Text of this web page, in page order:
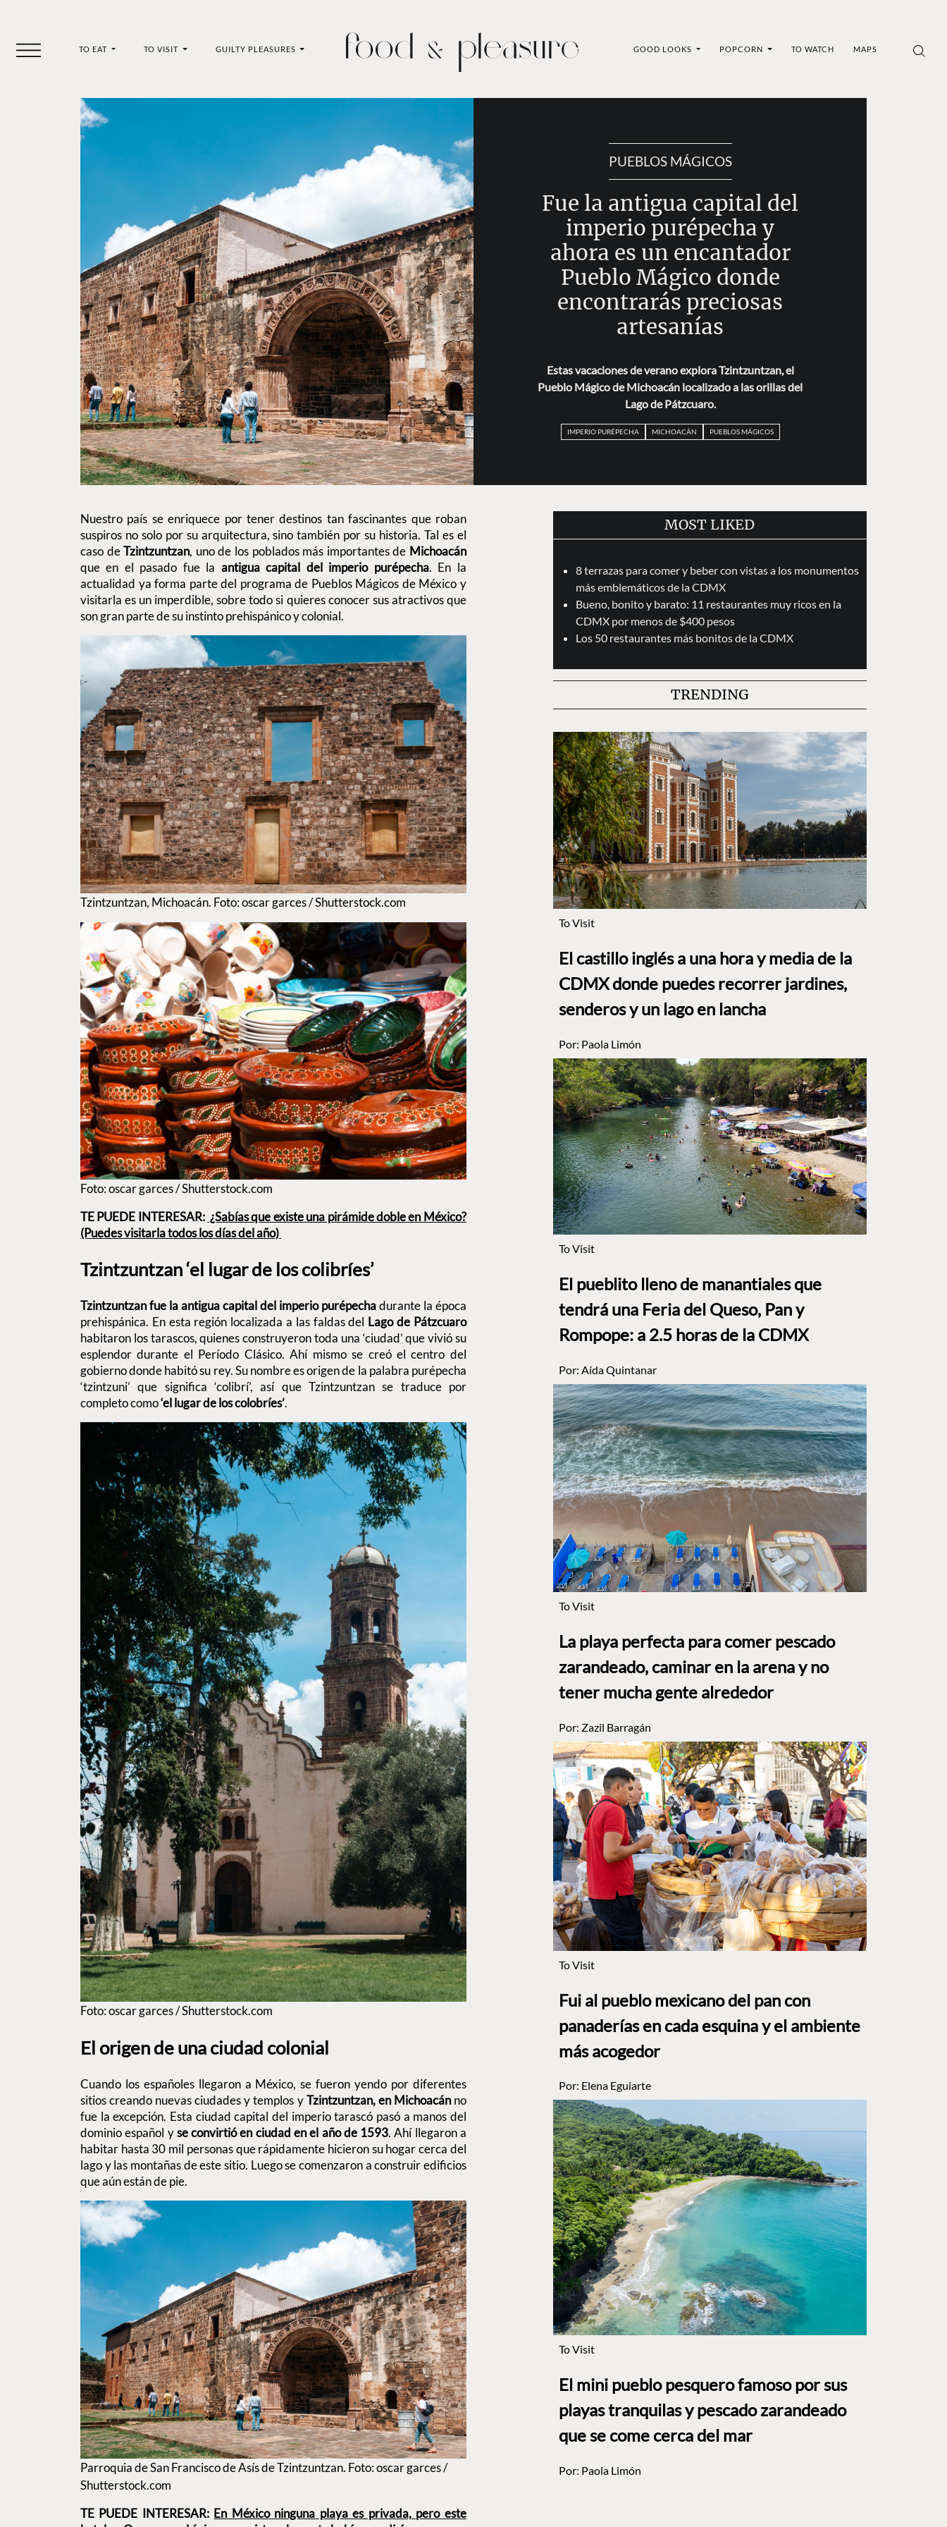
TO EAT TO VISIT GUILTY PLEASURES GOOD LOOKS POPCORN TO WATCH MAPS
PUEBLOS MÁGICOS
Fue la antigua capital del
imperio purépecha y
ahora es un encantador
Pueblo Mágico donde
encontrarás preciosas
artesanías
Estas vacaciones de verano explora Tzintzuntzan, el
Pueblo Mágico de Michoacán localizado a las orillas del
Lago de Pátzcuaro.
IMPERIO PURÉPECHA MICHOACÁN PUEBLOS MÁGICOS
Nuestro país se enriquece por tener destinos tan fascinantes que roban
suspiros no solo por su arquitectura, sino también por su historia. Tal es el
caso deTzintzuntzan, uno de los poblados más importantes de Michoacán
que en el pasado fue la antigua capital del imperio purépecha. En la
actualidad ya forma parte del programa de Pueblos Mágicos de México y
visitarla es un imperdible, sobre todo si quieres conocer sus atractivos que
son gran parte de su instinto prehispánico y colonial.
Tzintzuntzan, Michoacán. Foto: oscar garces / Shutterstock.com
Foto: oscar garces / Shutterstock.com
TE PUEDE INTERESAR: ¿Sabías que existe una pirámide doble en México?
(Puedes visitarla todos los días del año)
Tzintzuntzan ‘el lugar de los colibríes’
Tzintzuntzan fue la antigua capital del imperio purépechadurante la época
prehispánica. En esta región localizada a las faldas del Lago de Pátzcuaro
habitaron los tarascos, quienes construyeron toda una ‘ciudad’ que vivió su
esplendor durante el Período Clásico. Ahí mismo se creó el centro del
gobierno donde habitó su rey. Su nombre es origen de la palabra purépecha
‘tzintzuni’ que significa ‘colibrí’, así que Tzintzuntzan se traduce por
completo como‘el lugar de los colobríes’.
Foto: oscar garces / Shutterstock.com
El origen de una ciudad colonial
Cuando los españoles llegaron a México, se fueron yendo por diferentes
sitios creando nuevas ciudades y templos yTzintzuntzan, en Michoacánno
fue la excepción. Esta ciudad capital del imperio tarascó pasó a manos del
dominio español yse convirtió en ciudad en el año de 1593. Ahí llegaron a
habitar hasta 30 mil personas que rápidamente hicieron su hogar cerca del
lago y las montañas de este sitio. Luego se comenzaron a construir edificios
que aún están de pie.
Parroquia de San Francisco de Asís de Tzintzuntzan. Foto: oscar garces /
Shutterstock.com
TE PUEDE INTERESAR: En México ninguna playa es privada, pero este
MOST LIKED
8 terrazas para comer y beber con vistas a los monumentos
más emblemáticos de la CDMX
Bueno, bonito y barato: 11 restaurantes muy ricos en la
CDMX por menos de $400 pesos
Los 50 restaurantes más bonitos de la CDMX
TRENDING
To Visit
El castillo inglés a una hora y media de la
CDMX donde puedes recorrer jardines,
senderos y un lago en lancha
Por: Paola Limón
To Visit
El pueblito lleno de manantiales que
tendrá una Feria del Queso, Pan y
Rompope: a 2.5 horas de la CDMX
Por: Aída Quintanar
To Visit
La playa perfecta para comer pescado
zarandeado, caminar en la arena y no
tener mucha gente alrededor
Por: Zazil Barragán
To Visit
Fui al pueblo mexicano del pan con
panaderías en cada esquina y el ambiente
más acogedor
Por: Elena Eguiarte
To Visit
El mini pueblo pesquero famoso por sus
playas tranquilas y pescado zarandeado
que se come cerca del mar
Por: Paola Limón